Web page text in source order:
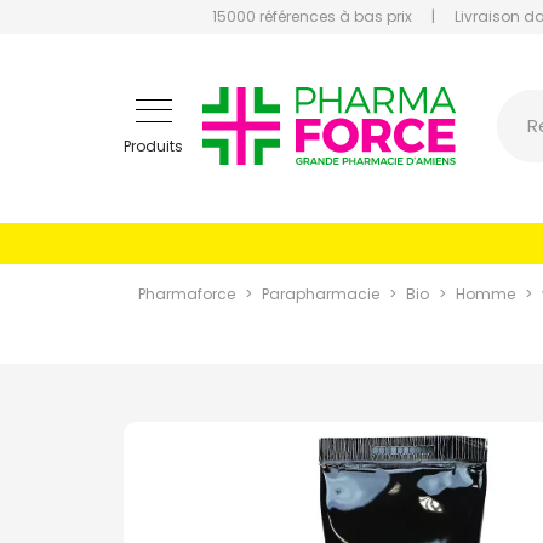
15000 références à bas prix | Livraison
Produits
Pharmaforce Parapharmacie Bio Homme